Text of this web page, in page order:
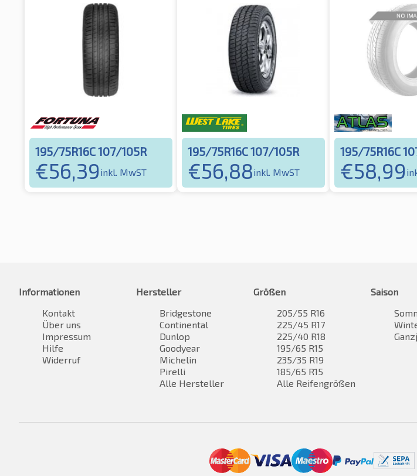
195/75R16C 107/105R
€56,39inkl. MwST
195/75R16C 107/105R
€56,88inkl. MwST
195/75R16C
€58,99
Informationen
Kontakt
Über uns
Impressum
Hilfe
Widerruf
Hersteller
Bridgestone
Continental
Dunlop
Goodyear
Michelin
Pirelli
Alle Hersteller
Größen
205/55 R16
225/45 R17
225/40 R18
195/65 R15
235/35 R19
185/65 R15
Alle Reifengrößen
Saison